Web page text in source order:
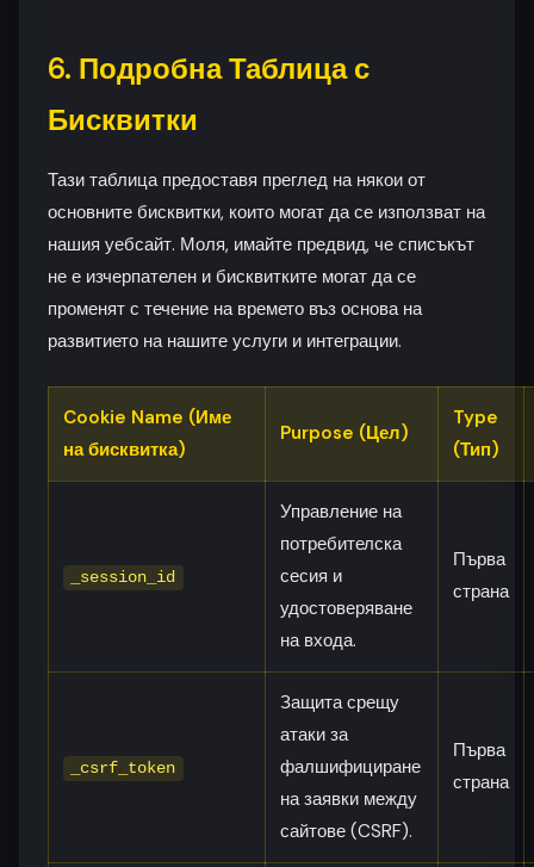
6. Подробна Таблица с
Бисквитки
Тази таблица предоставя преглед на някои от
основните бисквитки, които могат да се използват на
нашия уебсайт. Моля, имайте предвид, че списъкът
не е изчерпателен и бисквитките могат да се
променят с течение на времето въз основа на
развитието на нашите услуги и интеграции.
Cookie Name (Име
на бисквитка)
Purpose (Цел)
Type
(Тип)
_session_id
Управление на
потребителска
сесия и
удостоверяване
на входа.
Първа
страна
_csrf_token
Защита срещу
атаки за
фалшифициране
на заявки между
сайтове (CSRF).
Първа
страна